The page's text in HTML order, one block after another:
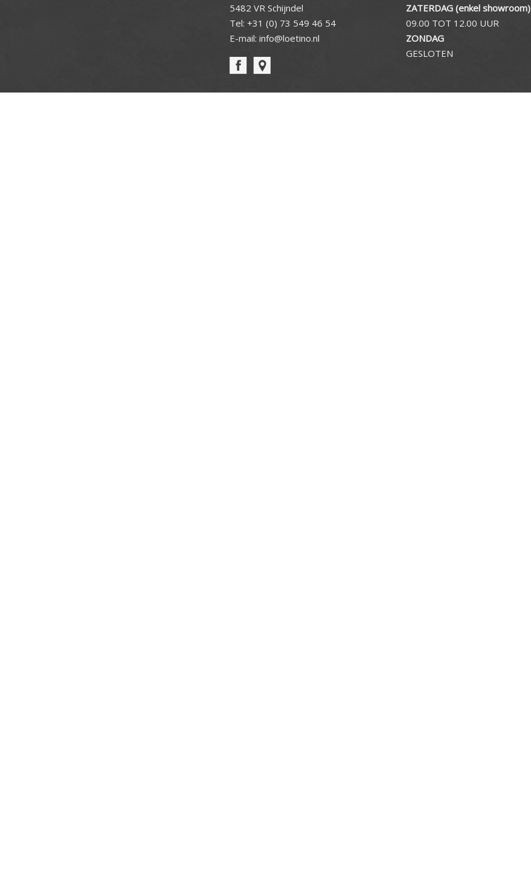
5482 VR Schijndel
Tel: +31 (0) 73 549 46 54
E-mail: info@loetino.nl
ZATERDAG (enkel showroom)
09.00 TOT 12.00 UUR
ZONDAG
GESLOTEN